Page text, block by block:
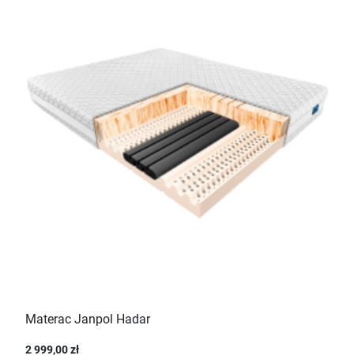
Materac Janpol Hadar
2 999,00 zł